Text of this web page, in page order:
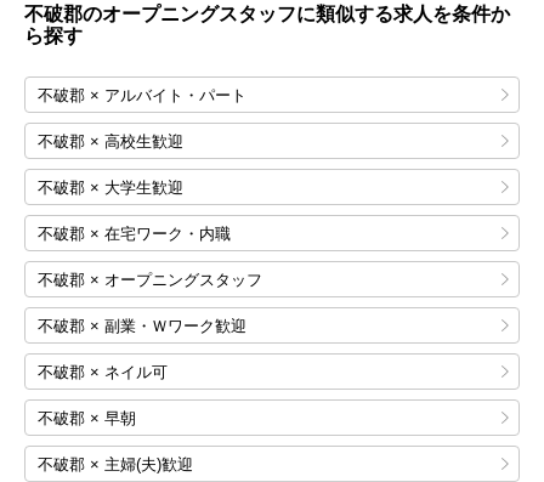
不破郡のオープニングスタッフに類似する求人を条件か
ら探す
不破郡 × アルバイト・パート
不破郡 × 高校生歓迎
不破郡 × 大学生歓迎
不破郡 × 在宅ワーク・内職
不破郡 × オープニングスタッフ
不破郡 × 副業・Ｗワーク歓迎
不破郡 × ネイル可
不破郡 × 早朝
不破郡 × 主婦(夫)歓迎